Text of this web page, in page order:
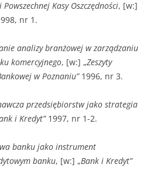
Kasy Oszczędności, [w:]
nr 1.
analizy branżowej w zarządzaniu
komercyjnego, [w:] „Zeszyty
w Poznaniu” 1996, nr 3.
przedsiębiorstw jako strategia
i Kredyt”1997, nr 1-2.
banku jako instrument
banku, [w:] „Bank i Kredyt”